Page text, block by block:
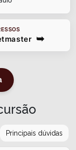
Principais dúvidas